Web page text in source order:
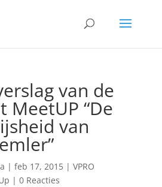
van de
MeetUP “De
van
| feb 17, 2015| VPRO
| 0 Reacties